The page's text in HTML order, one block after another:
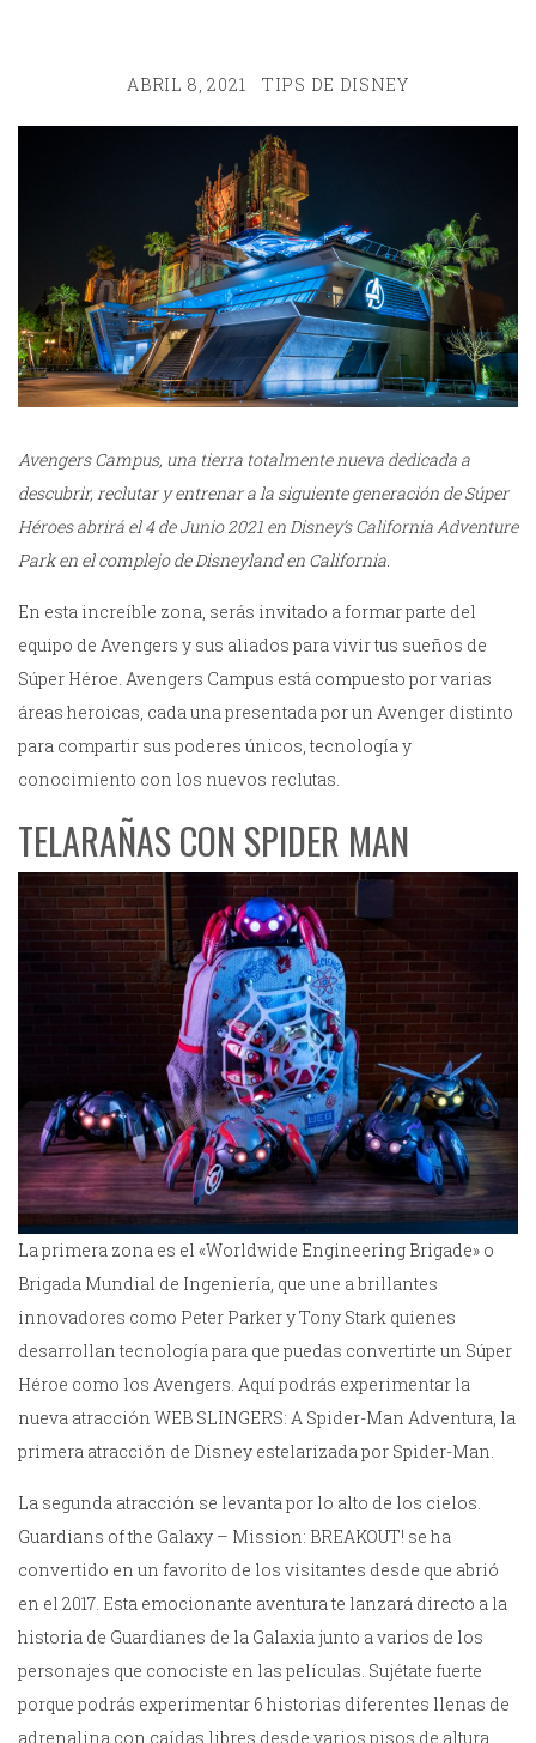
ABRIL 8, 2021 TIPS DE DISNEY
Avengers Campus, una tierra totalmente nueva dedicada a
descubrir, reclutar y entrenar a la siguiente generación de Súper
Héroes abrirá el 4 de Junio 2021 en Disney’s California Adventure
Park en el complejo de Disneyland en California.
En esta increíble zona, serás invitado a formar parte del
equipo de Avengers y sus aliados para vivir tus sueños de
Súper Héroe. Avengers Campus está compuesto por varias
áreas heroicas, cada una presentada por un Avenger distinto
para compartir sus poderes únicos, tecnología y
conocimiento con los nuevos reclutas.
TELARAÑAS CON SPIDER MAN
La primera zona es el «Worldwide Engineering Brigade» o
Brigada Mundial de Ingeniería, que une a brillantes
innovadores como Peter Parker y Tony Stark quienes
desarrollan tecnología para que puedas convertirte un Súper
Héroe como los Avengers. Aquí podrás experimentar la
nueva atracción WEB SLINGERS: A Spider-Man Adventura, la
primera atracción de Disney estelarizada por Spider-Man.
La segunda atracción se levanta por lo alto de los cielos.
Guardians of the Galaxy – Mission: BREAKOUT! se ha
convertido en un favorito de los visitantes desde que abrió
en el 2017. Esta emocionante aventura te lanzará directo a la
historia de Guardianes de la Galaxia junto a varios de los
personajes que conociste en las películas. Sujétate fuerte
porque podrás experimentar 6 historias diferentes llenas de
adrenalina con caídas libres desde varios pisos de altura.